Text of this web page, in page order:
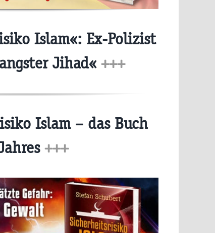
Islam«: Ex-Polizist
Jihad« +++
Islam – das Buch
+++